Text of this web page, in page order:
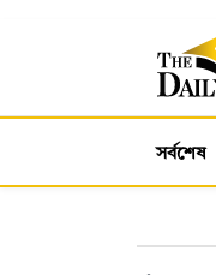
সর্বশেষ